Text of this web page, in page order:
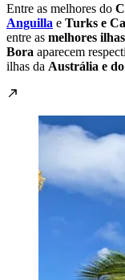
Entre as melhores do
Anguilla e Turks e
entre as melhores
Bora aparecem
ilhas da Austrália e